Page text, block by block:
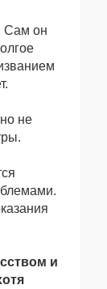
Сам он
не
и